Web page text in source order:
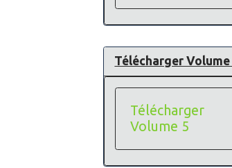
Télécharger Volume
Télécharger
Volume 5